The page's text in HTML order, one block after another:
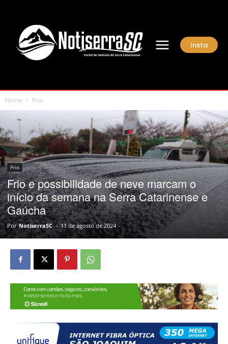
Insta
Home Frio
Frio
Frio e possibilidade de neve marcam o
início da semana na Serra Catarinense e
Gaúcha
Por NotiserraSC - 11 de agosto de 2024